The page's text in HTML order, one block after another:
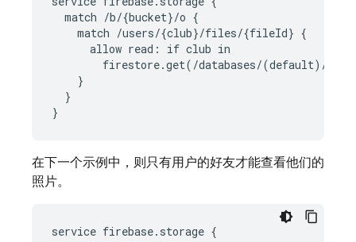
  match /b/{bucket}/o {
    match /users/{club}/files/{fileId} {
      allow read: if club in
firestore.get(/databases/(default)/
    }
  }
}
在下一个示例中，则只有用户的好友才能查看他们的
照片。
service firebase.storage {